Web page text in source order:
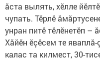
ăста вылять, хӗлле
чупать. Тӗрлӗ
унран питӗ тӗлӗнетӗп –
Хăйӗн ӗçӗсем те яваплă-
калас та килмест, 30-